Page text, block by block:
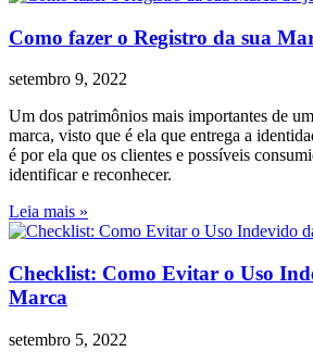
Como fazer o Registro da sua
setembro 9, 2022
Um dos patrimônios mais importantes de
marca, visto que é ela que entrega a
é por ela que os clientes e possíveis
identificar e reconhecer.
Leia mais »
Checklist: Como Evitar o Uso
Marca
setembro 5, 2022